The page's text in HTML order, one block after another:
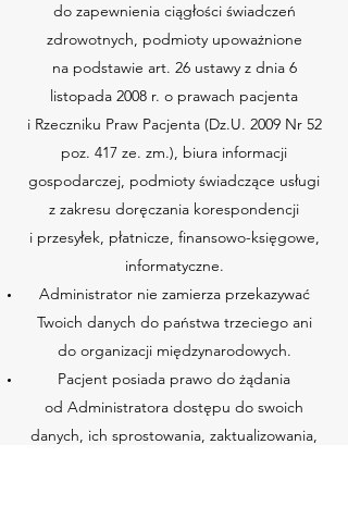
do zapewnienia ciągłości świadczeń
zdrowotnych, podmioty upoważnione
na podstawie art. 26 ustawy z dnia 6
listopada 2008 r. o prawach pacjenta
i Rzeczniku Praw Pacjenta (Dz.U. 2009 Nr 52
poz. 417 ze. zm.), biura informacji
gospodarczej, podmioty świadczące usługi
z zakresu doręczania korespondencji
i przesyłek, płatnicze, finansowo-księgowe,
informatyczne.
Administrator nie zamierza przekazywać
Twoich danych do państwa trzeciego ani
do organizacji międzynarodowych.
Pacjent posiada prawo do żądania
od Administratora dostępu do swoich
danych, ich sprostowania, zaktualizowania,